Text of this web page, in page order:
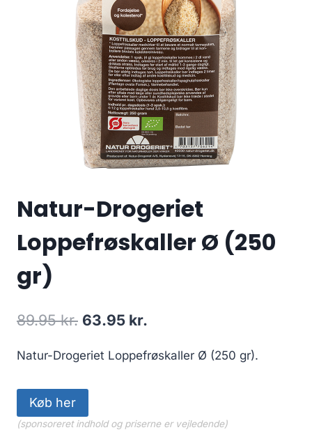
Natur-Drogeriet
Loppefrøskaller Ø (250
gr)
89.95kr. Den
pris
var:
89.95 kr..
63.95 kr.
pris
Natur-Drogeriet Loppefrøskaller Ø (250 gr).
Køb her
(sponsoreret indhold og priserne er vejledende)